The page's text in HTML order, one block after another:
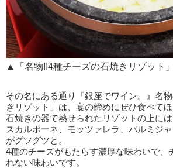
▲「名物!!4種チーズの石焼きリゾット
その名にある通り『銀座でワイン。』名
きリゾット」は、宴の締めにぜひ食べてほ
石焼きの器で熱せられたリゾットの上に
スカルポーネ、モッツァレラ、パルミジ
がグツグツと。
4種のチーズがもたらす濃厚な味わいで、
れない味わいです。